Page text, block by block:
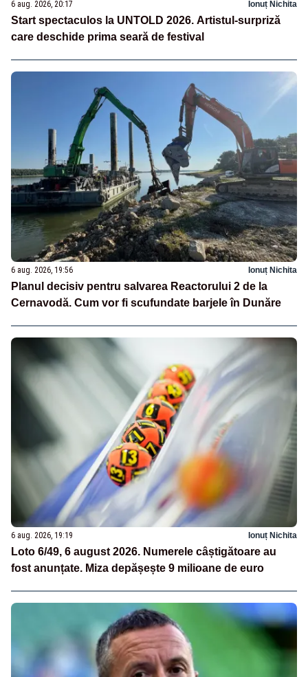
6 aug. 2026, 20:17 Ionuț Nichita
Start spectaculos la UNTOLD 2026. Artistul-surpriză
care deschide prima seară de festival
6 aug. 2026, 19:56 Ionuț Nichita
Planul decisiv pentru salvarea Reactorului 2 de la
Cernavodă. Cum vor fi scufundate barjele în Dunăre
6 aug. 2026, 19:19 Ionuț Nichita
Loto 6/49, 6 august 2026. Numerele câștigătoare au
fost anunțate. Miza depășește 9 milioane de euro